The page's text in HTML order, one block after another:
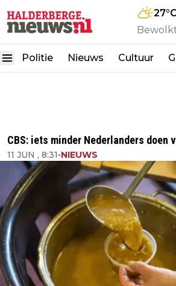
27
Politie Nieuws Cultuur
CBS: iets minder Nederlanders doen
11 JUN , 8:31•NIEUWS